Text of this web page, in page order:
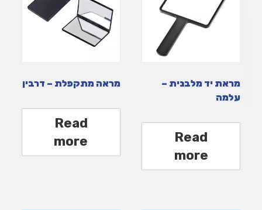
מראת יד מלבנית –
עלמה
Read
more
מראה מתקפלת – דרבין
Read
more